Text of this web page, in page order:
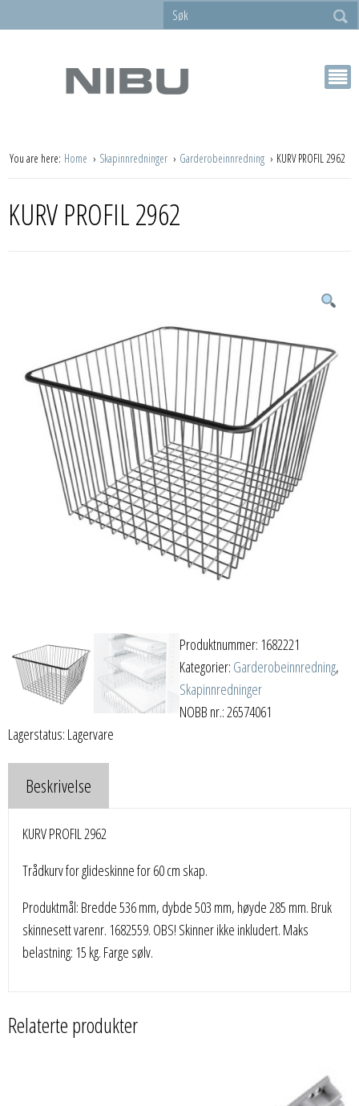
You are here: Home Skapinnredninger Garderobeinnredning KURV PROFIL 2962
KURV PROFIL 2962
Produktnummer: 1682221
Kategorier: Garderobeinnredning,
Skapinnredninger
NOBB nr.: 26574061
Lagerstatus: Lagervare
Beskrivelse
KURV PROFIL 2962
Trådkurv for glideskinne for 60 cm skap.
Produktmål: Bredde 536 mm, dybde 503 mm, høyde 285 mm. Bruk
skinnesett varenr. 1682559. OBS! Skinner ikke inkludert. Maks
belastning: 15 kg. Farge sølv.
Relaterte produkter